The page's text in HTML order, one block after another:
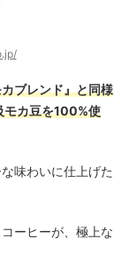
ブレンド』と同様
モカ豆を100%使
味わいに仕上げた
ーヒーが、極上な